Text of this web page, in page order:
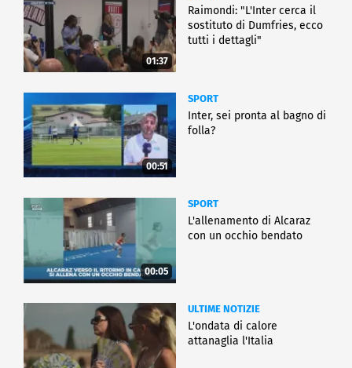
01:37
Raimondi: "L'Inter cerca il
sostituto di Dumfries, ecco
tutti i dettagli"
00:51
SPORT
Inter, sei pronta al bagno di
folla?
00:05
SPORT
L'allenamento di Alcaraz
con un occhio bendato
ULTIME NOTIZIE
L'ondata di calore
attanaglia l'Italia